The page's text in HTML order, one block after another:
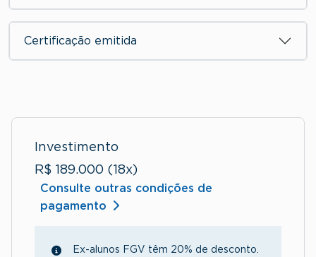
Certificação emitida
Investimento
R$ 189.000 (18x)
Consulte outras condições de
pagamento
Ex-alunos FGV têm 20% de desconto.